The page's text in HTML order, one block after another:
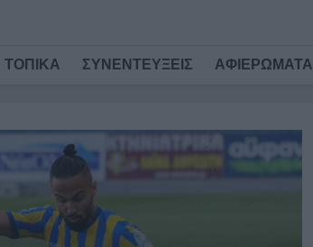
ΤΟΠΙΚΑ ΣΥΝΕΝΤΕΥΞΕΙΣ ΑΦΙΕΡΩΜΑΤΑ